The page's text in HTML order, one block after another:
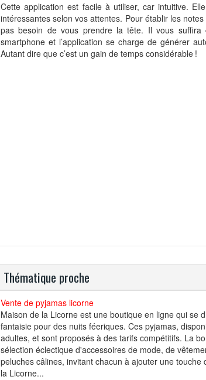
Cette application est facile à utiliser, car intuitive.
intéressantes selon vos attentes. Pour établir les
pas besoin de vous prendre la tête. Il vous
smartphone et l’application se charge de générer
Autant dire que c’est un gain de temps considérable !
Thématique proche
Vente de pyjamas licorne
Maison de la Licorne est une boutique en ligne qui se
fantaisie pour des nuits féeriques. Ces pyjamas,
adultes, et sont proposés à des tarifs compétitifs. La
sélection éclectique d'accessoires de mode, de
peluches câlines, invitant chacun à ajouter une
la Licorne...